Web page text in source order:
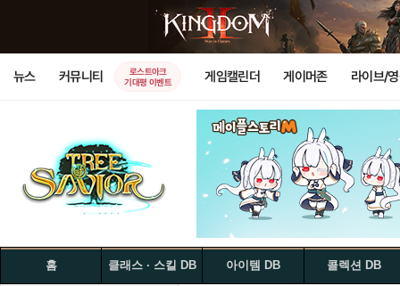
뉴스 커뮤니티
로스트아크
기대평 이벤트
게임캘린더 게이머존 라이브/
홈 클래스 · 스킬 DB 아이템 DB 콜렉션 DB